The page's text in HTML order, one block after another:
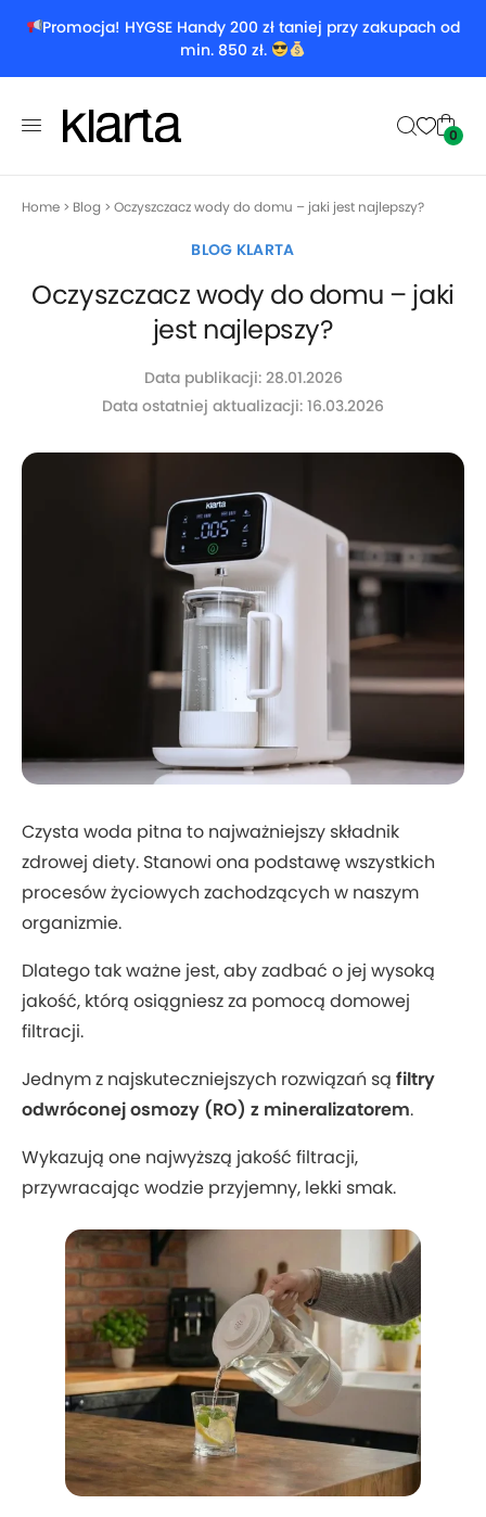
Promocja! HYGSE Handy 200 zł taniej przy zakupach od
min. 850 zł.
0
Home > Blog > Oczyszczacz wody do domu – jaki jest najlepszy?
BLOG KLARTA
Oczyszczacz wody do domu – jaki
jest najlepszy?
Data publikacji: 28.01.2026
Data ostatniej aktualizacji: 16.03.2026
Czysta woda pitna to najważniejszy składnik
zdrowej diety. Stanowi ona podstawę wszystkich
procesów życiowych zachodzących w naszym
organizmie.
Dlatego tak ważne jest, aby zadbać o jej wysoką
jakość, którą osiągniesz za pomocą domowej
filtracji.
Jednym z najskuteczniejszych rozwiązań są filtry
odwróconej osmozy (RO) z mineralizatorem.
Wykazują one najwyższą jakość filtracji,
przywracając wodzie przyjemny, lekki smak.